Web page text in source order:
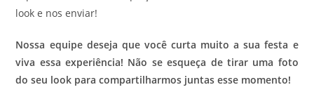
look e nos enviar!
Nossa equipe deseja que você curta muito a sua festa e
viva essa experiência! Não se esqueça de tirar uma foto
do seu look para compartilharmos juntas esse momento!